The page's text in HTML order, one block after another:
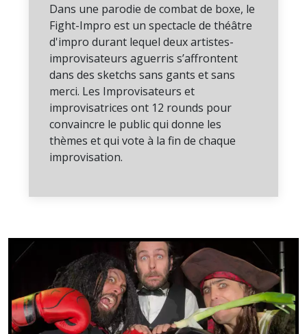
Dans une parodie de combat de boxe, le
Fight-Impro est un spectacle de théâtre
d'impro durant lequel deux artistes-
improvisateurs aguerris s’affrontent
dans des sketchs sans gants et sans
merci. Les Improvisateurs et
improvisatrices ont 12 rounds pour
convaincre le public qui donne les
thèmes et qui vote à la fin de chaque
improvisation.